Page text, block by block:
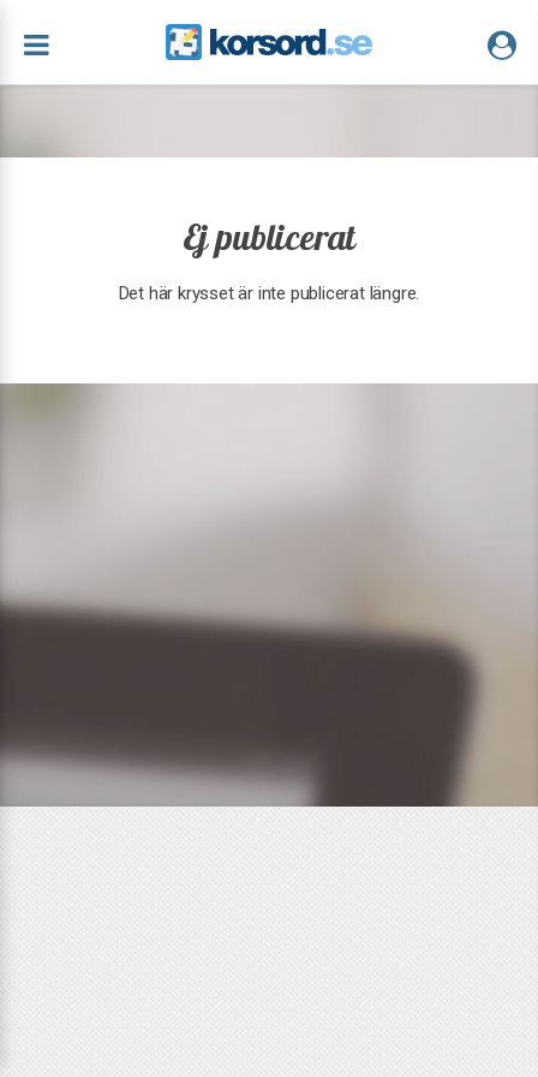
Ej publicerat
Det här krysset är inte publicerat längre.